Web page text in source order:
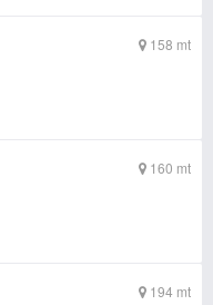
158 mt
160 mt
194 mt